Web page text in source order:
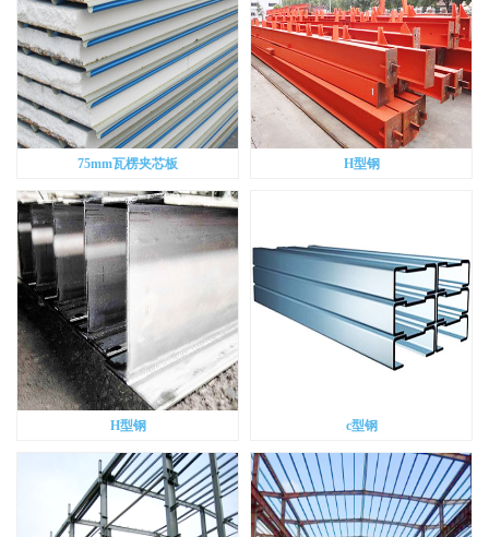
75mm瓦楞夹芯板 H型钢
H型钢 c型钢